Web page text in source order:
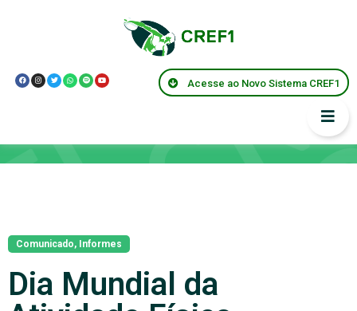
Acesse ao Novo Sistema CREF1
Comunicado, Informes
Dia Mundial da